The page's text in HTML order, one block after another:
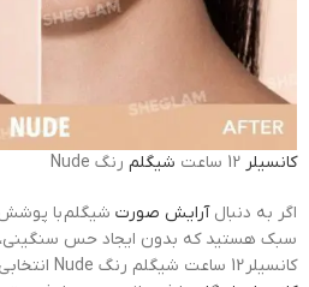
کانسیلر شیگلم رنگ Nude
اگر به دنبالآرایش صورت شیگلم با پوشش
سبک هستید که بدون ایجاد حس
کانسیلر 12 ساعت شیگلم رنگ Nude انتخابی ایده‌آل برای شماست. این